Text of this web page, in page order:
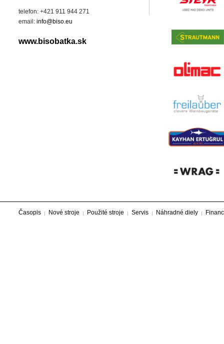
telefon: +421 911 944 271
email: info@biso.eu
www.bisobatka.sk
Časopis Nové stroje Použité stroje Servis Náhradné diely